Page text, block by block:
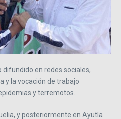
difundido en redes sociales,
y la vocación de trabajo
y terremotos.
y posteriormente en ­Ayutla